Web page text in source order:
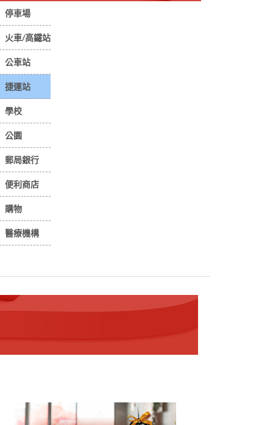
停車場
火車/高鐵站
公車站
捷運站
學校
公園
郵局銀行
便利商店
購物
醫療機構